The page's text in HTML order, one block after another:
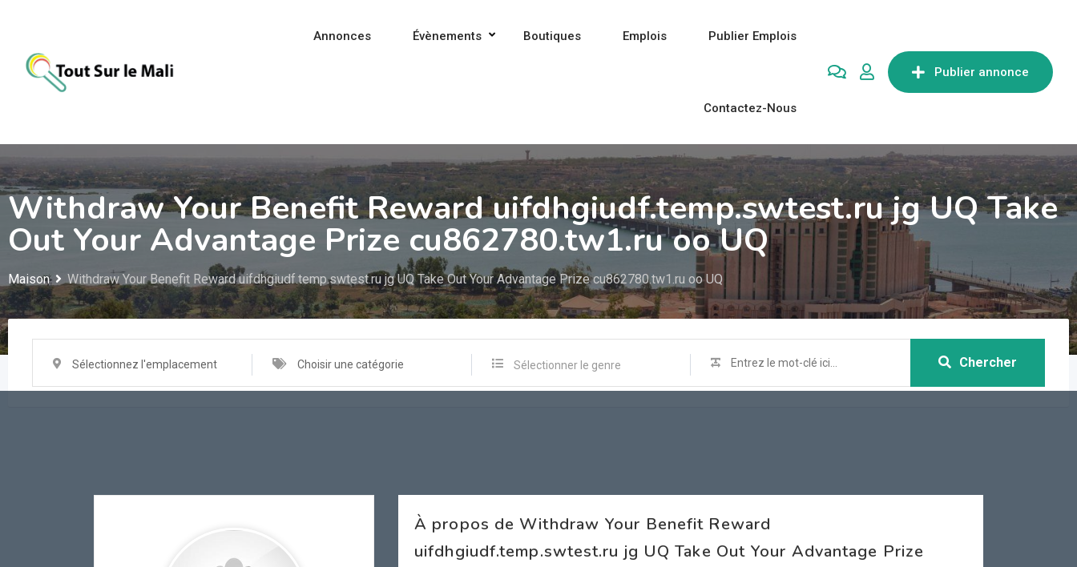
contenu
Publier annonce
Annonces Évènements Boutiques Emplois Publier Emplois
Contactez-Nous
Withdraw Your Benefit Reward uifdhgiudf.temp.swtest.ru jg UQ Take
Out Your Advantage Prize cu862780.tw1.ru oo UQ
Maison Withdraw Your Benefit Reward uifdhgiudf.temp.swtest.ru jg UQ Take Out Your Advantage Prize cu862780.tw1.ru oo UQ
Sélectionnez l'emplacement Choisir une catégorie Sélectionner le genre Chercher
À propos de Withdraw Your Benefit Reward
uifdhgiudf.temp.swtest.ru jg UQ Take Out Your Advantage Prize